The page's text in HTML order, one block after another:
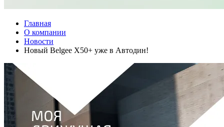
Главная
О компании
Новости
Новый Belgee X50+ уже в Автодин!